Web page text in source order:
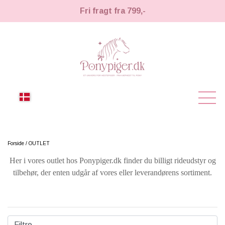
Fri fragt fra 799,-
KÆPHESTE
Forside OUTLET
Her i vores outlet hos Ponypiger.dk finder du billigt rideudstyr og
tilbehør, der enten udgår af vores eller leverandørens sortiment.